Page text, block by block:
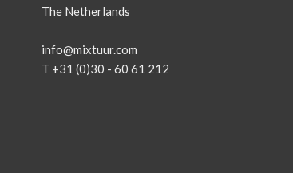
The Netherlands
info@mixtuur.com
T +31 (0)30 - 60 61 212